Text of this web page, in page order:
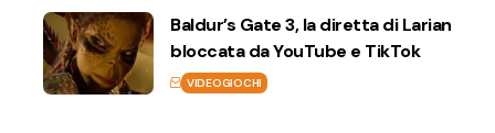
Baldur’s Gate 3, la diretta di Larian
bloccata da YouTube e TikTok
VIDEOGIOCHI